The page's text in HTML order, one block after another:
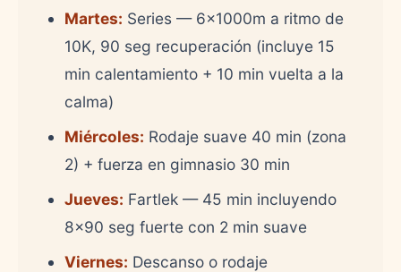
Martes: Series — 6x1000m a ritmo de
10K, 90 seg recuperación (incluye 15
min calentamiento + 10 min vuelta a la
calma)
Miércoles: Rodaje suave 40 min (zona
2) + fuerza en gimnasio 30 min
Jueves: Fartlek — 45 min incluyendo
8x90 seg fuerte con 2 min suave
Viernes: Descanso o rodaje